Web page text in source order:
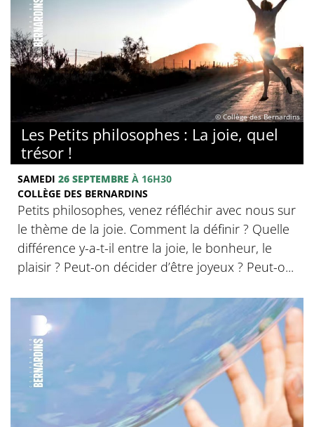
© Collège des Bernardins
Les Petits philosophes : La joie, quel
trésor !
SAMEDI 26 SEPTEMBRE À 16H30
COLLÈGE DES BERNARDINS
Petits philosophes, venez réfléchir avec nous sur
le thème de la joie. Comment la définir ? Quelle
différence y-a-t-il entre la joie, le bonheur, le
plaisir ? Peut-on décider d’être joyeux ? Peut-o...